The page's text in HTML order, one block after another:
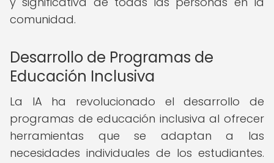
comunidad.
Desarrollo de Programas de
Educación Inclusiva
La IA ha revolucionado el desarrollo de
programas de educación inclusiva al ofrecer
herramientas que se adaptan a las
necesidades individuales de los estudiantes.